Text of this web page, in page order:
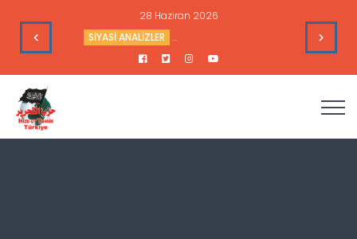
28 Haziran 2026
Toplantısı - 9 Haziran 2026
SİYASİ ANALİZLER Sudan’daki Durum ve Amerika’nın